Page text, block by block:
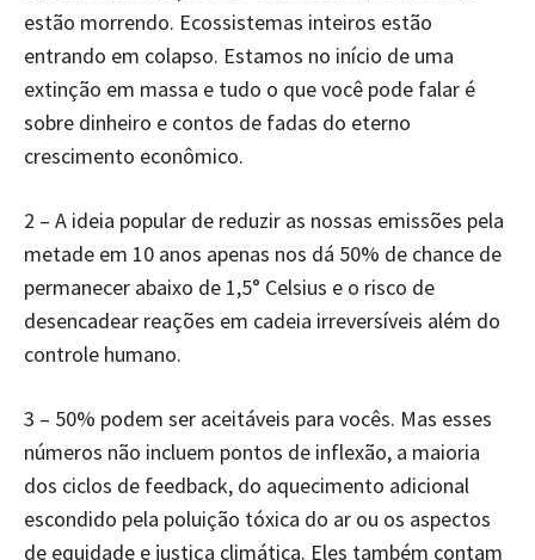
estão morrendo. Ecossistemas inteiros estão
entrando em colapso. Estamos no início de uma
extinção em massa e tudo o que você pode falar é
sobre dinheiro e contos de fadas do eterno
crescimento econômico.
2 – A ideia popular de reduzir as nossas emissões pela
metade em 10 anos apenas nos dá 50% de chance de
permanecer abaixo de 1,5° Celsius e o risco de
desencadear reações em cadeia irreversíveis além do
controle humano.
3 – 50% podem ser aceitáveis para vocês. Mas esses
números não incluem pontos de inflexão, a maioria
dos ciclos de feedback, do aquecimento adicional
escondido pela poluição tóxica do ar ou os aspectos
de equidade e justiça climática. Eles também contam